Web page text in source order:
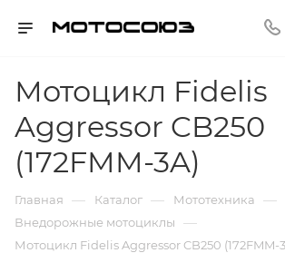
Мотоцикл Fidelis
Aggressor CB250
(172FMM-3A)
Главная — Каталог — Мототехника —
Внедорожные мотоциклы —
Мотоцикл Fidelis Aggressor CB250 (172FMM-